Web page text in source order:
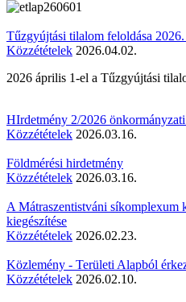
Tűzgyújtási tilalom feloldása
Közzétételek 2026.04.02.
2026 április 1-el a Tűzgyújtási
HIrdetmény 2/2026
Közzétételek 2026.03.16.
Földmérési hirdetmény
Közzétételek 2026.03.16.
A Mátraszentistváni síkomplexum
kiegészítése
Közzétételek 2026.02.23.
Közlemény - Területi Alapból
Közzétételek 2026.02.10.